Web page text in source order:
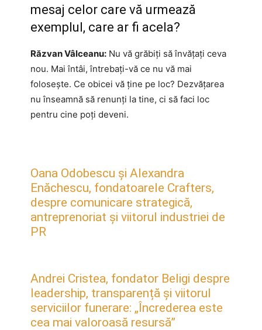
mesaj celor care vă urmează
exemplul, care ar fi acela?
Răzvan Vâlceanu: Nu vă grăbiți să învățați ceva
nou. Mai întâi, întrebați-vă ce nu vă mai
folosește. Ce obicei vă ține pe loc? Dezvățarea
nu înseamnă să renunți la tine, ci să faci loc
pentru cine poți deveni.
Oana Odobescu și Alexandra
Enăchescu, fondatoarele Crafters,
despre comunicare strategică,
antreprenoriat și viitorul industriei de
PR
Andrei Cristea, fondator Beligi despre
leadership, transparență și viitorul
serviciilor funerare: „Încrederea este
cea mai valoroasă resursă”